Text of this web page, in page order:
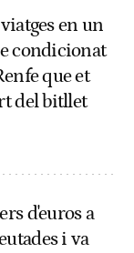
en un
condicionat
que et
del bitllet
d'euros a
i va